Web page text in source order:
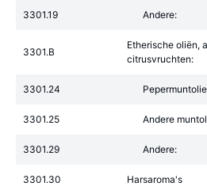
3301.19 Andere:
3301.B
Etherische oliën,
citrusvruchten:
3301.24
3301.25 Andere
3301.29 Andere:
3301.30 Harsaroma's